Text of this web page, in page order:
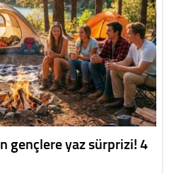
gençlere yaz sürprizi! 4